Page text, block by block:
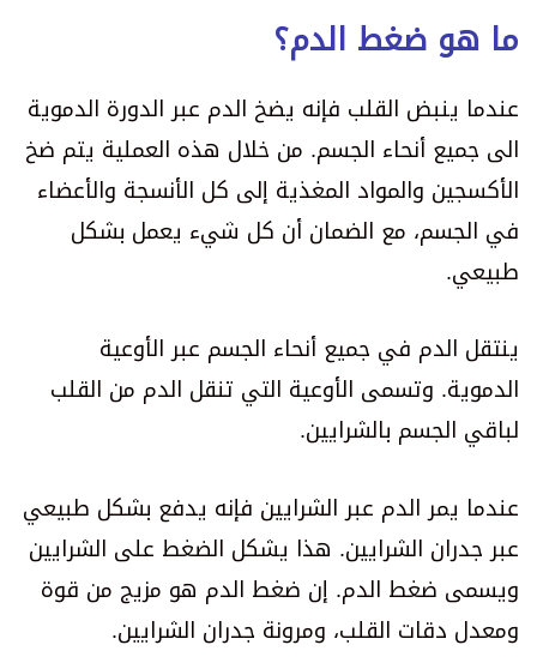
ما هو ضغط الدم؟
عندما ينبض القلب فإنه يضخ الدم عبر الدورة الدموية
الى جميع أنحاء الجسم. من خلال هذه العملية يتم ضخ
الأكسجين والمواد المغذية إلى كل الأنسجة والأعضاء
في الجسم، مع الضمان أن كل شيء يعمل بشكل
طبيعي.
ينتقل الدم في جميع أنحاء الجسم عبر الأوعية
الدموية. وتسمى الأوعية التي تنقل الدم من القلب
لباقي الجسم بالشرايين.
عندما يمر الدم عبر الشرايين فإنه يدفع بشكل طبيعي
عبر جدران الشرايين. هذا يشكل الضغط على الشرايين
ويسمى ضغط الدم. إن ضغط الدم هو مزيج من قوة
ومعدل دقات القلب، ومرونة جدران الشرايين.